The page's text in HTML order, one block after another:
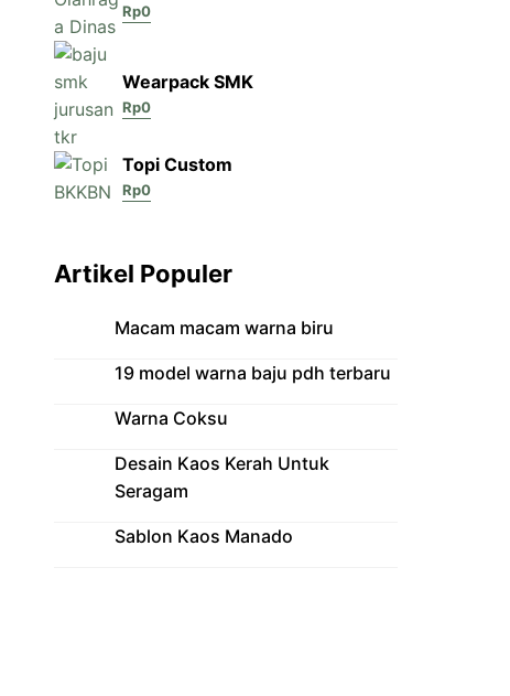
Rp0
Wearpack SMK
Rp0
Topi Custom
Rp0
Artikel Populer
Macam macam warna biru
19 model warna baju pdh terbaru
Warna Coksu
Desain Kaos Kerah Untuk
Seragam
Sablon Kaos Manado